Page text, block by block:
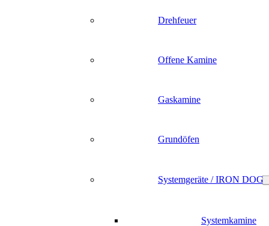
Drehfeuer
Offene Kamine
Gaskamine
Grundöfen
Systemgeräte / IRON DOG
Systemkamine